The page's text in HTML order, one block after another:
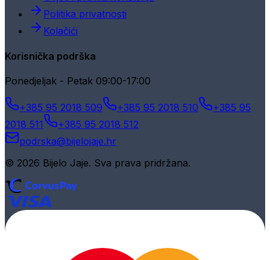
Politika privatnosti
Kolačići
Korisnička podrška
Ponedjeljak - Petak 09:00-17:00
+385 95 2018 509 +385 95 2018 510
+385 95
2018 511
+385 95 2018 512
podrska@bijelojaje.hr
© 2026 Bijelo Jaje. Sva prava pridržana.